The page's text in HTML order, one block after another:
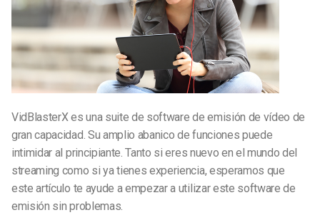
VidBlasterX es una suite de software de emisión de vídeo de
gran capacidad. Su amplio abanico de funciones puede
intimidar al principiante. Tanto si eres nuevo en el mundo del
streaming como si ya tienes experiencia, esperamos que
este artículo te ayude a empezar a utilizar este software de
emisión sin problemas.